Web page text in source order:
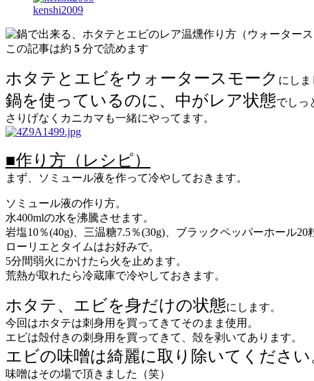
kenshi2009
この記事は約 5 分で読めます
ホタテとエビをウォータースモーク にしま
鍋を使っているのに、中がレア状態でしっ
さりげなくカニカマも一緒にやってます。
■作り方（レシピ）
まず、ソミュール液を作って冷やしておきます。
ソミュール液の作り方。
水400mlの水を沸騰させます。
岩塩10％(40g)、三温糖7.5％(30g)、ブラックペッパーホール
ローリエとタイムはお好みで。
5分間弱火にかけたら火を止めます。
荒熱が取れたら冷蔵庫で冷やしておきます。
ホタテ、エビを身だけの状態にします。
今回はホタテは刺身用を買ってきてそのまま使用。
エビは殻付きの刺身用を買ってきて、殻を剥いてあります。
エビの味噌は綺麗に取り除いてください
味噌はその場で頂きました（笑）